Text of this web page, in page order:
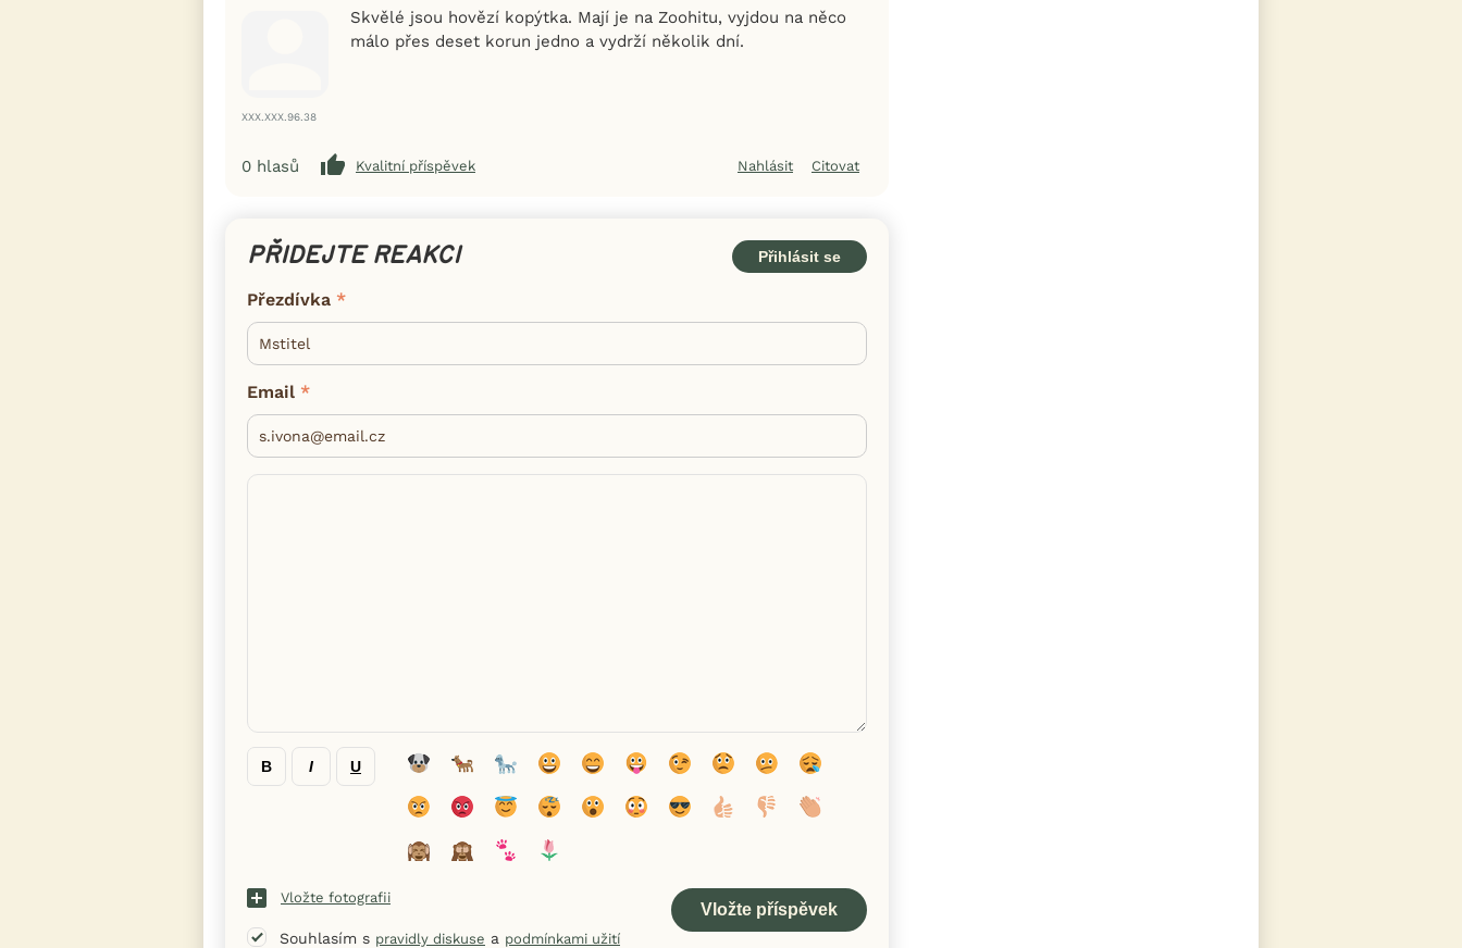
XXX.XXX.96.38
Skvělé jsou hovězí kopýtka. Mají je na Zoohitu, vyjdou na něco
málo přes deset korun jedno a vydrží několik dní.
0 hlasů Kvalitní příspěvek Nahlásit Citovat
PŘIDEJTE REAKCI Přihlásit se
Přezdívka
Email
B I U
Vložte fotografii
Souhlasím s pravidly diskuse a podmínkami užití